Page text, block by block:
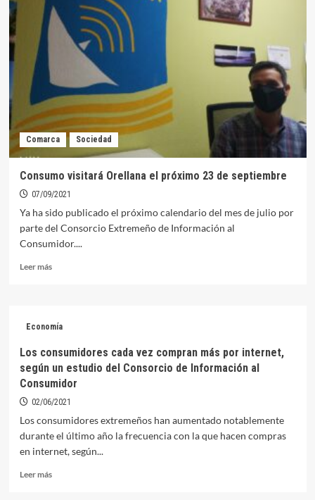
de
consumo
visitarán
Orellana
23
de
junio
Comarca Sociedad
Consumo visitará Orellana el próximo 23 de septiembre
07/09/2021
Ya ha sido publicado el próximo calendario del mes de julio por
parte del Consorcio Extremeño de Información al
Consumidor....
Leer másLeer
Orellana
próximo
23
de
septiembre
Economía
Los consumidores cada vez compran más por internet,
según un estudio del Consorcio de Información al
Consumidor
02/06/2021
Los consumidores extremeños han aumentado notablemente
durante el último año la frecuencia con la que hacen compras
en internet, según...
Leer másLeer